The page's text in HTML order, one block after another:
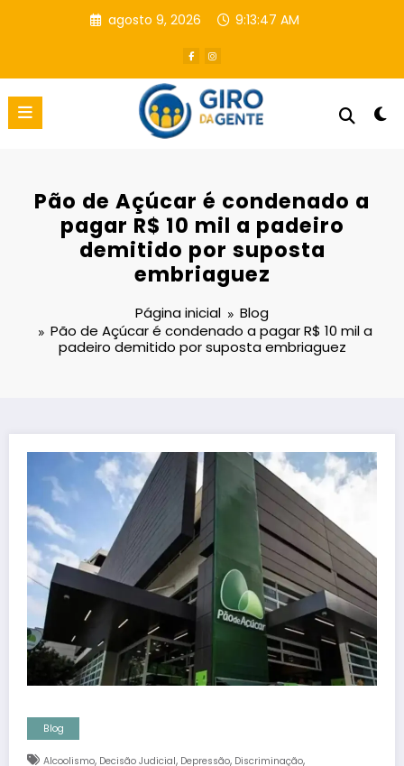
agosto 9, 2026 9:13:47 AM
Pão de Açúcar é condenado a
pagar R$ 10 mil a padeiro
demitido por suposta
embriaguez
Página inicial
Blog
Pão de Açúcar é condenado a pagar R$ 10 mil a
padeiro demitido por suposta embriaguez
Blog
Alcoolismo, Decisão Judicial, Depressão, Discriminação,